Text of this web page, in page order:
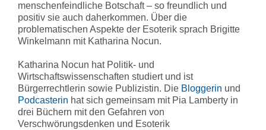
menschenfeindliche Botschaft – so freundlich und
positiv sie auch daherkommen. Über die
problematischen Aspekte der Esoterik sprach Brigitte
Winkelmann mit Katharina Nocun.
Katharina Nocun hat Politik- und
Wirtschaftswissenschaften studiert und ist
Bürgerrechtlerin sowie Publizistin. Die Bloggerin und
Podcasterin hat sich gemeinsam mit Pia Lamberty in
drei Büchern mit den Gefahren von
Verschwörungsdenken und Esoterik